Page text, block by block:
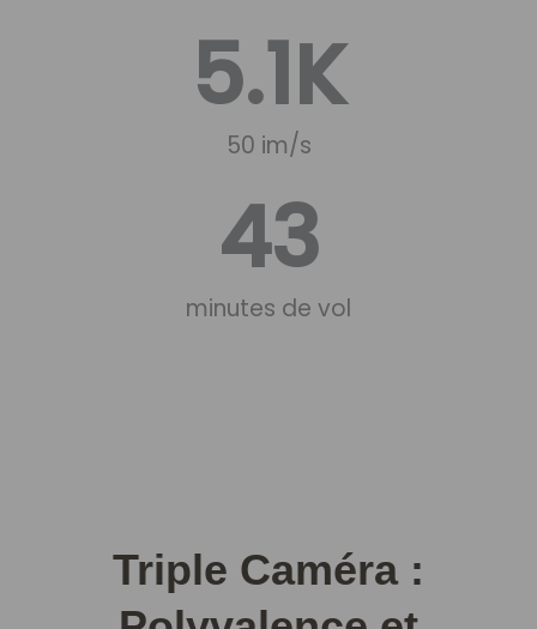
50 im/s
5.1K
minutes de vol
43
Triple Caméra :